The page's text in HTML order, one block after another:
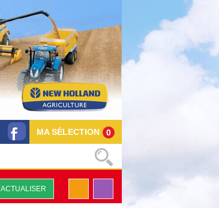
MA SÉLECTION 0
ACTUALISER